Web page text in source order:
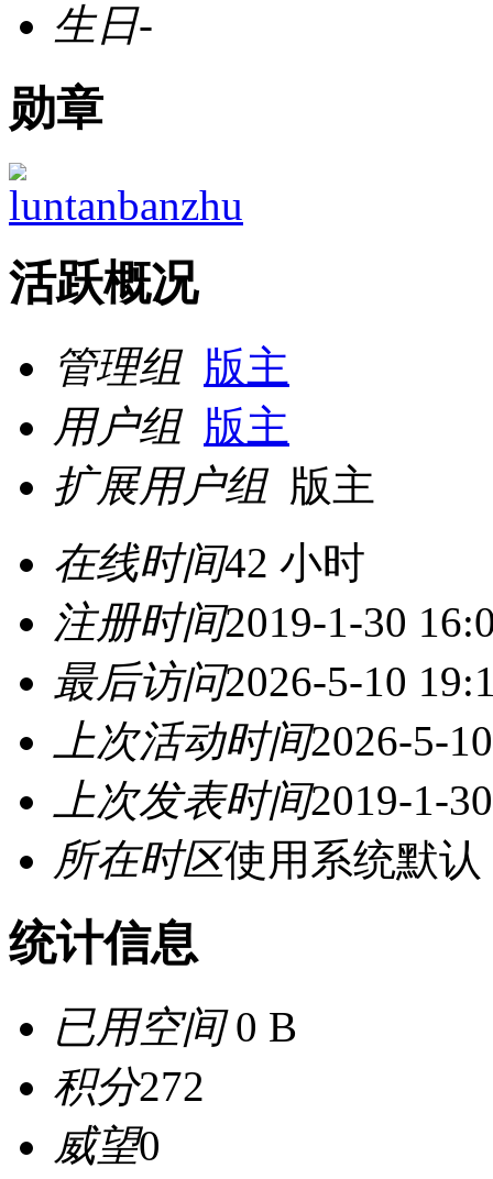
生日-
勋章
活跃概况
管理组 版主
用户组 版主
扩展用户组 版主
在线时间42 小时
注册时间2019-1-30
最后访问2026-5-10
上次活动时间2026-5-
上次发表时间2019-1-
所在时区使用系统默认
统计信息
已用空间0 B
积分272
威望0